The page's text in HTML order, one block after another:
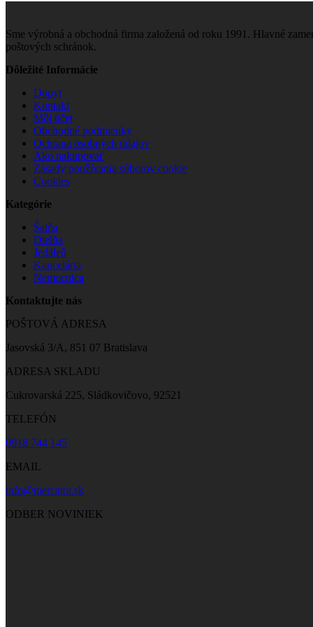
Sme výrobná a obchodná firma založená od roku 1991. Hlavné
poštových schránok.
Dôležité Informácie
Dopyt
Kontakt
Môj účet
Obchodné podmienky
Ochrana osobných údajov
Ako nakupovať
Zásady používania súborov cookie
Cookies
Kategórie
Šatňa
Dielňa
Jedáleň
Kancelária
Nemocnica
Kontaktujte nás
POŠTOVÁ ADRESA
Jasovská 3/A, 851 07 Bratislava
ADRESA SKLADU
Cukrovarská 225, Sládkovičovo, 92521
TELEFÓN
0918 744 145
EMAIL
info@mercator.sk
ODBER NOVINIEK